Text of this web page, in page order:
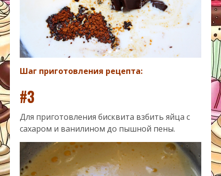
Шаг приготовления рецепта:
#3
Для приготовления бисквита взбить яйца с
сахаром и ванилином до пышной пены.